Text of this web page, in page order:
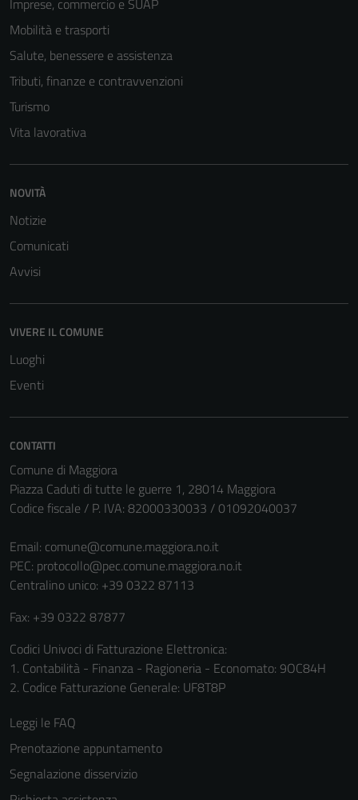
Imprese, commercio e SUAP
Mobilità e trasporti
Salute, benessere e assistenza
Tributi, finanze e contravvenzioni
Turismo
Vita lavorativa
NOVITÀ
Notizie
Comunicati
Avvisi
VIVERE IL COMUNE
Luoghi
Eventi
CONTATTI
Comune di Maggiora
Piazza Caduti di tutte le guerre 1, 28014 Maggiora
Codice fiscale / P. IVA: 82000330033 / 01092040037
Email: comune@comune.maggiora.no.it
PEC: protocollo@pec.comune.maggiora.no.it
Centralino unico: +39 0322 87113
Fax: +39 0322 87877
Codici Univoci di Fatturazione Elettronica:
1. Contabilità - Finanza - Ragioneria - Economato: 9OC84H
2. Codice Fatturazione Generale: UF8T8P
Leggi le FAQ
Prenotazione appuntamento
Segnalazione disservizio